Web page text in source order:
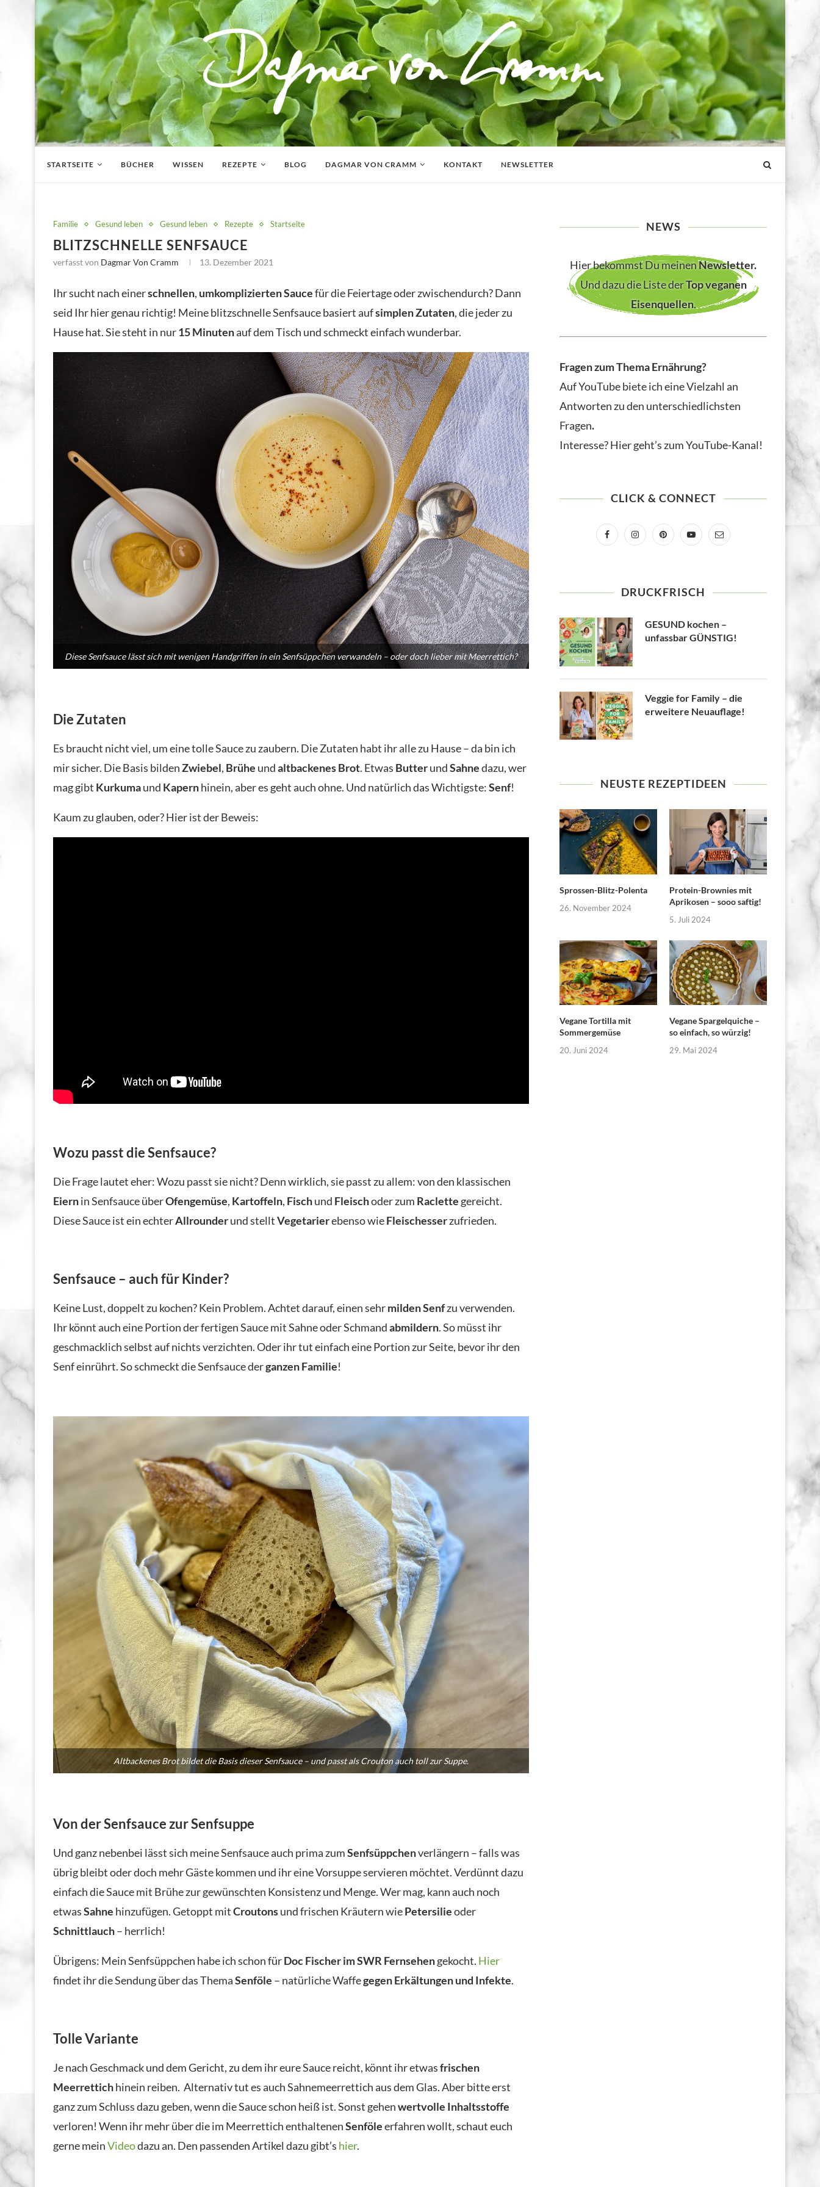
STARTSEITE BÜCHER WISSEN REZEPTE BLOG DAGMAR VON CRAMM KONTAKT NEWSLETTER
Familie Gesund leben Gesund leben Rezepte Startseite
BLITZSCHNELLE SENFSAUCE
verfasst von Dagmar Von Cramm 13. Dezember 2021
Ihr sucht nach einerschnellen, umkompliziertenSaucefür die Feiertage oder zwischendurch? Dann
seid Ihr hier genau richtig! Meine blitzschnelle Senfsauce basiert aufsimplenZutaten, die jeder zu
Hause hat. Sie steht in nur15 Minutenauf dem Tisch und schmeckt einfach wunderbar.
Diese Senfsauce lässt sich mit wenigen Handgriffen in ein Senfsüppchen verwandeln – oder doch lieber mit Meerrettich?
Die Zutaten
Es braucht nicht viel, um eine tolle Sauce zu zaubern. Die Zutaten habt ihr alle zu Hause – da bin ich
mir sicher. Die Basis bildenZwiebel, Brühe undaltbackenesBrot. Etwas ButterundSahnedazu, wer
mag gibt Kurkumaund Kapernhinein, aber es geht auch ohne. Und natürlich das Wichtigste:Senf!
Kaum zu glauben, oder? Hier ist der Beweis:
Wozu passt die Senfsauce?
Die Frage lautet eher: Wozu passt sie nicht? Denn wirklich, sie passt zu allem: von den klassischen
Eiernin Senfsauce überOfengemüse, Kartoffeln, Fischund Fleischoder zum Raclette gereicht.
Diese Sauce ist ein echterAllrounderund stelltVegetarierebenso wieFleischesserzufrieden.
Senfsauce – auch für Kinder?
Keine Lust, doppelt zu kochen? Kein Problem. Achtet darauf, einen sehrmilden Senfzu verwenden.
Ihr könnt auch eine Portion der fertigen Sauce mit Sahne oder Schmandabmildern. So müsst ihr
geschmacklich selbst auf nichts verzichten. Oder ihr tut einfach eine Portion zur Seite, bevor ihr den
Senf einrührt. So schmeckt die Senfsauce derganzenFamilie!
Altbackenes Brot bildet die Basis dieser Senfsauce – und passt als Crouton auch toll zur Suppe.
Von der Senfsauce zur Senfsuppe
Und ganz nebenbei lässt sich meine Senfsauce auch prima zumSenfsüppchenverlängern – falls was
übrig bleibt oder doch mehr Gäste kommen und ihr eine Vorsuppe servieren möchtet. Verdünnt dazu
einfach die Sauce mit Brühe zur gewünschten Konsistenz und Menge. Wer mag, kann auch noch
etwasSahne hinzufügen. Getoppt mitCroutonsund frischen Kräutern wiePetersilieoder
Schnittlauch– herrlich!
Übrigens: Mein Senfsüppchen habe ich schon fürDoc Fischer im SWR Fernsehengekocht. Hier
findet ihr die Sendung über das ThemaSenföle – natürliche Waffegegen Erkältungen und Infekte.
Tolle Variante
Je nach Geschmack und dem Gericht, zu dem ihr eure Sauce reicht, könnt ihr etwasfrischen
Meerrettichhinein reiben. Alternativ tut es auch Sahnemeerrettich aus dem Glas. Aber bitte erst
ganz zum Schluss dazu geben, wenn die Sauce schon heiß ist. Sonst gehenwertvolle Inhaltsstoffe
verloren! Wenn ihr mehr über die im Meerrettich enthaltenenSenföleerfahren wollt, schaut euch
gerne meinVideodazu an. Den passenden Artikel dazu gibt’s hier.
NEWS
Hier bekommst Du meinenNewsletter.
Und dazu die Liste derTop veganen
Eisenquellen.
Fragen zum Thema Ernährung?
Auf YouTube biete ich eine Vielzahl an
Antworten zu den unterschiedlichsten
Fragen.
Interesse? Hier geht’s zum YouTube-Kanal!
CLICK & CONNECT
DRUCKFRISCH
GESUND kochen –
unfassbar GÜNSTIG!
Veggie for Family – die
erweitere Neuauflage!
NEUSTE REZEPTIDEEN
Sprossen-Blitz-Polenta
26. November 2024
Protein-Brownies mit
Aprikosen – sooo saftig!
5. Juli 2024
Vegane Tortilla mit
Sommergemüse
20. Juni 2024
Vegane Spargelquiche –
so einfach, so würzig!
29. Mai 2024